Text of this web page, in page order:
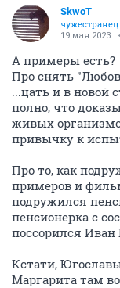
SkwоT
чужестранец
19 мая 2023
А примеры есть?
Про снять
...цать и в новой
полно, что
живых
привычку к
Про то, как
примеров и
подружился
пенсионерка с
поссорился Иван
Кстати,
Маргарита там